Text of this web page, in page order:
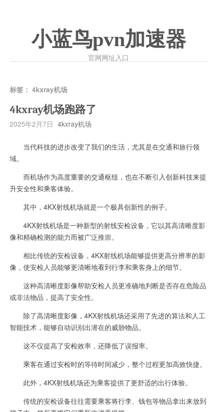
小蓝鸟pvn加速器
官网网址入口
标签： 4kxray机场
4kxray机场跑路了
2025年2月7日 4kxray机场
当代科技的进步改变了我们的生活，尤其是在交通和旅行领
域。
而机场作为高度重要的交通枢纽，也在不断引入创新科技来提
升安全性和乘客体验。
其中，4KX射线机场就是一个极具创新性的例子。
4KX射线机场是一种新型的射线安检设备，它以其高清晰度影
像和精确检测的能力而被广泛推崇。
相比传统的安检设备，4KX射线机场能够提供更高分辨率的影
像，使安检人员能够更清晰地看到行李和乘客身上的细节。
这种高清晰度影像帮助安检人员更准确地判断是否存在危险品
或非法物品，提高了安全性。
除了高清晰度影像，4KX射线机场还采用了先进的算法和人工
智能技术，能够自动识别出潜在的威胁物品。
这不仅提高了安检效率，还降低了误报率。
乘客在通过安检时的等待时间减少，整个过程更加高效快捷。
此外，4KX射线机场还为乘客提供了更舒适的出行体验。
传统的安检设备往往需要乘客将行李、钱包等物品拿出来放到